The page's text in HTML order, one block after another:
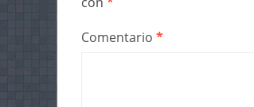
Comentario *